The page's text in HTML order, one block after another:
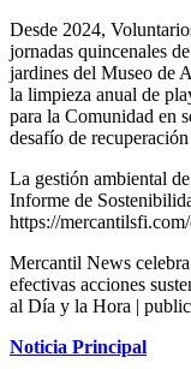
Desde 2024,
jornadas quincenales
jardines del Museo de
la limpieza anual de
para la Comunidad en
desafío de
La gestión ambiental
Informe de
https://
Mercantil News
efectivas acciones
al Día y la Hora |
Noticia Principal